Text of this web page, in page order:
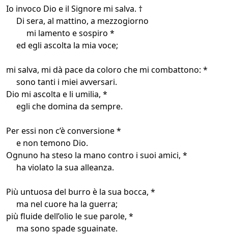
Io invoco Dio e il Signore mi salva. †
Di sera, al mattino, a mezzogiorno
mi lamento e sospiro *
ed egli ascolta la mia voce;
mi salva, mi dà pace da coloro che mi combattono: *
sono tanti i miei avversari.
Dio mi ascolta e li umilia, *
egli che domina da sempre.
Per essi non c’è conversione *
e non temono Dio.
Ognuno ha steso la mano contro i suoi amici, *
ha violato la sua alleanza.
Più untuosa del burro è la sua bocca, *
ma nel cuore ha la guerra;
più fluide dell’olio le sue parole, *
ma sono spade sguainate.